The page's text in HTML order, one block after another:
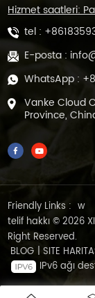
Hizmet saatleri:
tel :
E-posta :
WhatsApp :
Vanke Cloud
Province,
Friendly Links : w
telif hakkı © 2026
Right Reserved.
BLOG | SITE
IPv6 ağı